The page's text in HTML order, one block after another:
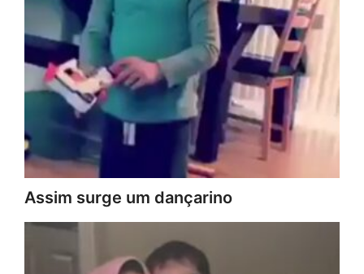
Assim surge um dançarino